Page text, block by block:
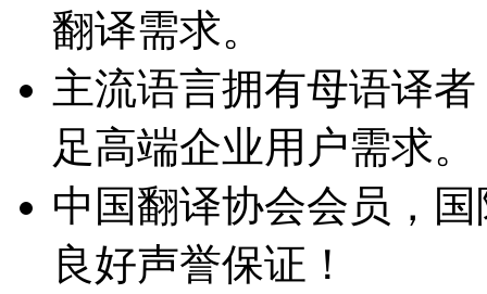
翻译需求。
主流语言拥有母语译
足高端企业用户需求。
中国翻译协会会员，
良好声誉保证！